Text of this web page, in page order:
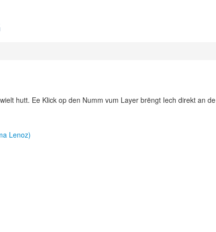
hutt. Ee Klick op den Numm vum Layer brëngt Iech direkt an de
Lenoz)